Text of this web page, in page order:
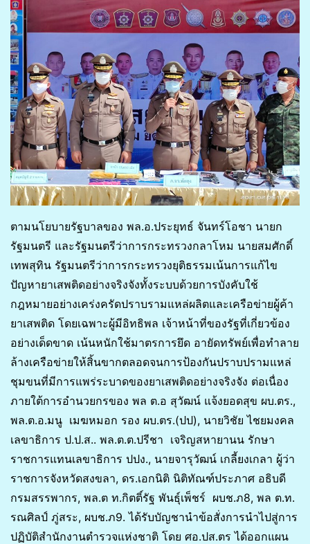
ตามนโยบายรัฐบาลของ พล.อ.ประยุทธ์ จันทร์โอชา นายก
รัฐมนตรี และรัฐมนตรีว่าการกระทรวงกลาโหม นายสมศักดิ์
เทพสุทิน รัฐมนตรีว่าการกระทรวงยุติธรรมเน้นการแก้ไข
ปัญหายาเสพติดอย่างจริงจังทั้งระบบด้วยการบังคับใช้
กฎหมายอย่างเคร่งครัดปราบรามแหล่ผลิตและเครือข่ายผู้ค้า
ยาเสพติด โดยเฉพาะผู้มีอิทธิพล เจ้าหน้าที่ของรัฐที่เกี่ยวข้อง
อย่างเด็ดขาด เน้นหนักใช้มาตรการยึด อายัดทรัพย์เพื่อทำลาย
ล้างเครือข่ายให้สิ้นขากตลอดจนการป้องกันปราบปรามแหล่
ชุมขนที่มีการแพร่ระบาดของยาเสพติดอย่างจริงจัง ต่อเนื่อง
ภายใต้การอำนวยกรของ พล ต.อ สุวัฒน์ แจ้งยอดสุข ผบ.ตร.,
พล.ต.อ.มนู เมฆหมอก รอง ผบ.ตร.(ปป), นายวิชัย ไชยมงคล
เลขาธิการ ป.ป.ส.. พล.ต.ต.ปรีชา เจริญสหายานน รักษา
ราชการแทนเลขาธิการ ปปง., นายจารุวัฒน์ เกลี้ยงเกลา ผู้ว่า
ราชการจังหวัดสงขลา, ดร.เอกนิติ นิติทัณฑ์ประภาศ อธิบดี
กรมสรรพากร, พล.ต ท.กิตติ์รัฐ พันธุ์เพ็ชร์ ผบช.ภ8, พล ต.ท.
รณศิลป์ ภู่สระ, ผบช.ภ9. ได้รับบัญชานำข้อสั่งการนำไปสู่การ
ปฏิบัติสำนักงานตำรวจแห่งชาติ โดย ศอ.ปส.ตร ได้ออกแผน